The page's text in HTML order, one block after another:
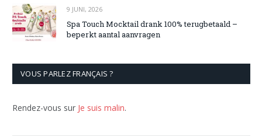
9 JUNI, 2026
Spa Touch Mocktail drank 100% terugbetaald –
beperkt aantal aanvragen
VOUS PARLEZ FRANÇAIS ?
Rendez-vous sur Je suis malin.